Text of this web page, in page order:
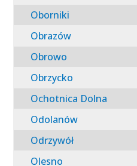
Oborniki
Obrazów
Obrowo
Obrzycko
Ochotnica Dolna
Odolanów
Odrzywół
Olesno